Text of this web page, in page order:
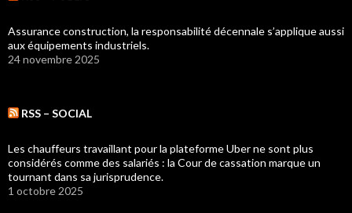
Assurance construction, la responsabilité décennale s’applique aussi
aux équipements industriels.
24 novembre 2025
RSS – SOCIAL
Les chauffeurs travaillant pour la plateforme Uber ne sont plus
considérés comme des salariés : la Cour de cassation marque un
tournant dans sa jurisprudence.
1 octobre 2025